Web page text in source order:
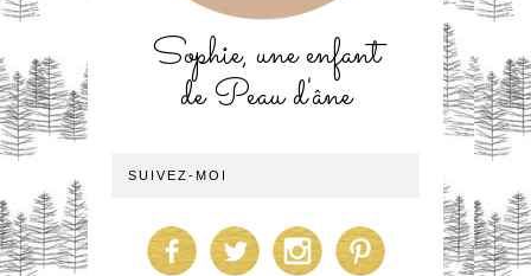
Sophie, une enfant
de Peau d'âne
SUIVEZ-MOI